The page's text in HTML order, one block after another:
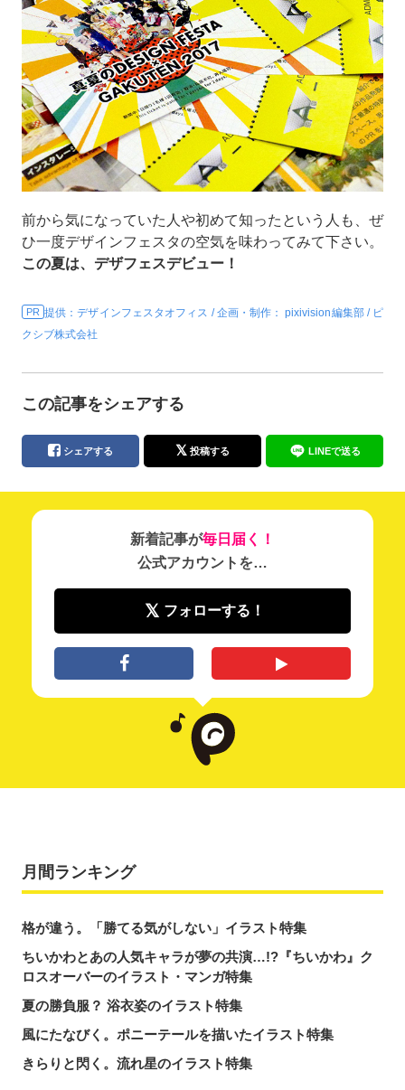
前から気になっていた人や初めて知ったという人も、ぜ
ひ一度デザインフェスタの空気を味わってみて下さい。
この夏は、デザフェスデビュー！
提供：デザインフェスタオフィス / 企画・制作： pixivision編集部 / ピ
クシブ株式会社
この記事をシェアする
シェアする 投稿する LINEで送る
新着記事が毎日届く！
公式アカウントを…
フォローする！
月間ランキング
格が違う。「勝てる気がしない」イラスト特集
ちいかわとあの人気キャラが夢の共演…!?『ちいかわ』ク
ロスオーバーのイラスト・マンガ特集
夏の勝負服？ 浴衣姿のイラスト特集
風にたなびく。ポニーテールを描いたイラスト特集
きらりと閃く。流れ星のイラスト特集